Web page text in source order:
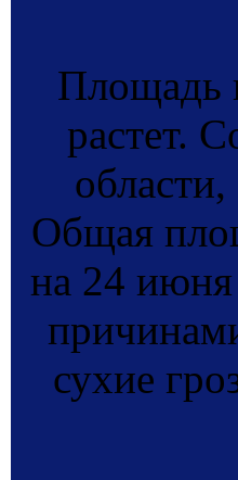
Площадь
растет.
Общая
на 24 июня
сухие